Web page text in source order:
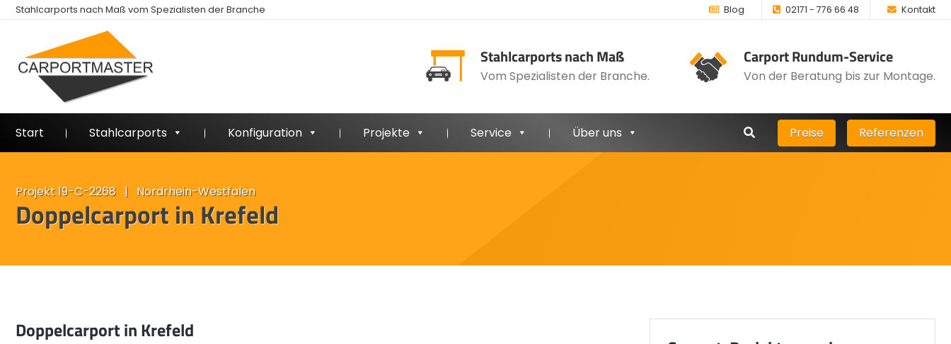
Stahlcarports nach Maß vom Spezialisten der Branche Blog 02171 - 776 66 48 Kontakt
Stahlcarports nach Maß
Vom Spezialisten der Branche.
Carport Rundum-Service
Von der Beratung bis zur Montage.
Start Stahlcarports Konfiguration Projekte Service Über uns Preise Referenzen
Projekt 19-C-2268 | Nordrhein-Westfalen
Doppelcarport in Krefeld
Doppelcarport in Krefeld